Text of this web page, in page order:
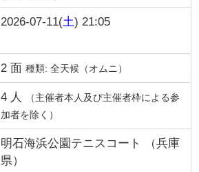
2026-07-11(土) 21:05
2面 種類: 全天候（オムニ）
4 人
（主催者本人及び主催者枠による参
加者を除く）
明石海浜公園テニスコート （兵庫
県）